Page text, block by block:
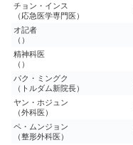
チョン・インス
（応急医学専門医）
オ記者
（）
精神科医
（）
パク・ミングク
（トルダム新院長）
ヤン・ホジュン
（外科医）
ペ・ムンジョン
（整形外科医）